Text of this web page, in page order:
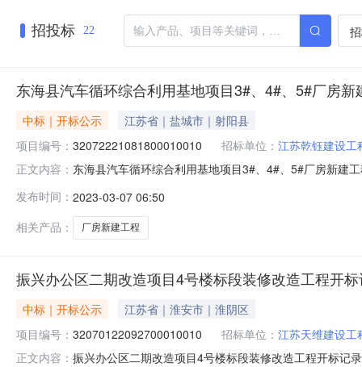
招投标 22
东海县汽车循环综合利用基地项目3#、4#、5#厂房新
中标｜开标公示
江苏省｜盐城市｜射阳县
项目编号： 32072221081800010010 招标单位： 江苏乾钰建设工
正文内容： 东海县汽车循环综合利用基地项目3#、4#、5#厂房新建
投标人名称:淮安市思远建设工程有限公司;项目负责人:
发布时间： 2023-03-07 06:50
相关产品：
厂房新建工程
振兴办公区二期改造项目4号楼标段装修改造工程开
中标｜开标公示
江苏省｜淮安市｜淮阴区
项目编号： 32070122092700010010 招标单位： 江苏天维建设工
正文内容： 振兴办公区二期改造项目4号楼标段装修改造工程开标记